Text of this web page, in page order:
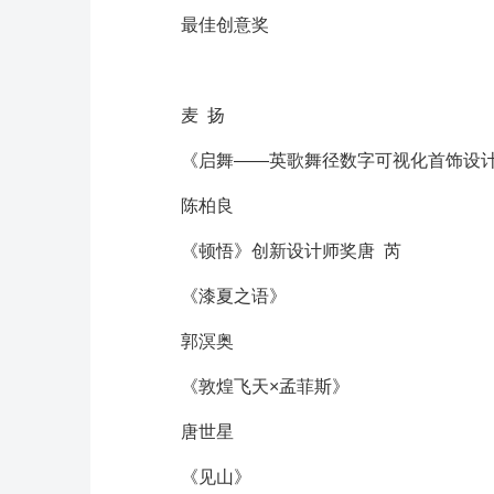
最佳创意奖
麦 扬
《启舞——英歌舞径数字可视化首饰设
陈柏良
《顿悟》创新设计师奖唐 芮
《漆夏之语》
郭溟奥
《敦煌飞天×孟菲斯》
唐世星
《见山》